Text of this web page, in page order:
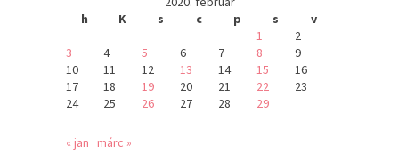
h
K s c p s
v
1
2
3
4 5 6 7 8
9
10
11 12 13 14 15
16
17
18 19 20 21 22
23
24
25 26 27 28 29
« jan márc »